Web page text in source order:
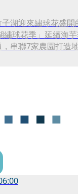
湖迎來繡球花盛開
繡球花季」延續海
串聯7家農園打造